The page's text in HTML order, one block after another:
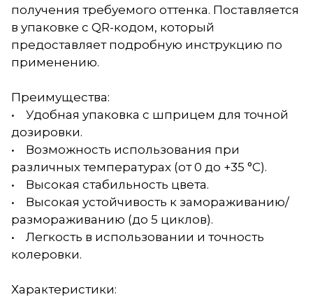
получения требуемого оттенка. Поставляется
в упаковке с QR-кодом, который
предоставляет подробную инструкцию по
применению.
Преимущества:
• Удобная упаковка с шприцем для точной
дозировки.
• Возможность использования при
различных температурах (от 0 до +35 °С).
• Высокая стабильность цвета.
• Высокая устойчивость к замораживанию/
размораживанию (до 5 циклов).
• Легкость в использовании и точность
колеровки.
Характеристики: